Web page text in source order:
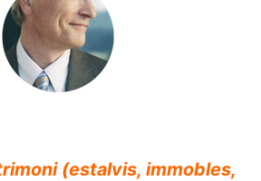
(estalvis, immobles,